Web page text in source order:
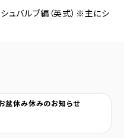
ュバルブ編（英式）※主にシ
盆休み休みのお知らせ